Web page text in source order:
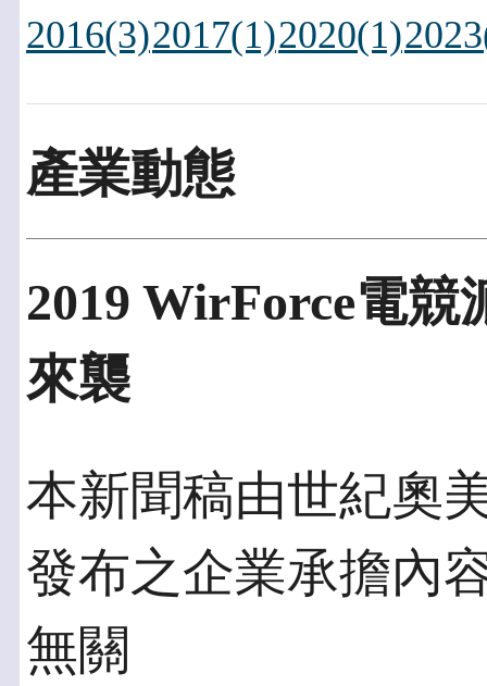
2016(3)2017(1)2020(1)
產業動態
2019 WirForce電競
來襲
本新聞稿由世紀奧
發布之企業承擔內
無關